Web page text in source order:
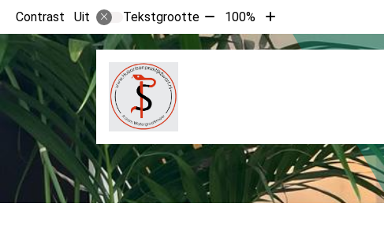
Contrast Uit Tekstgrootte Tekst
verkleinen
met
100%
Tekst
vergroten
met